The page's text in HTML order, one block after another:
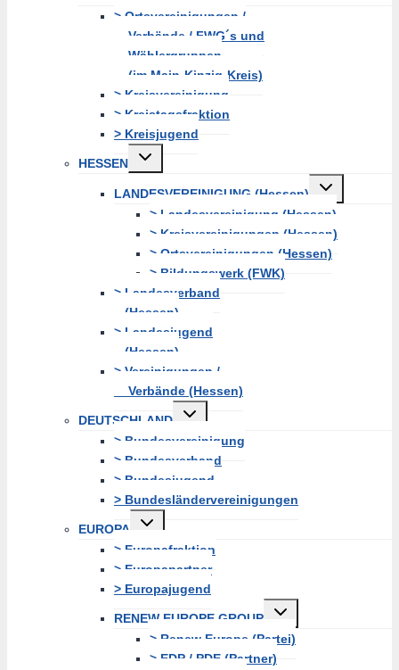
> Ortsvereinigungen /
Verbände / FWG´s und
Wählergruppen
(im Main-Kinzig-Kreis)
> Kreisvereinigung
> Kreistagsfraktion
> Kreisjugend
HESSEN
Untermenü
erweitern
LANDESVEREINIGUNG (Hessen)
Untermenü
erweitern
> Landesvereinigung (Hessen)
> Kreisvereinigungen (Hessen)
> Ortsvereinigungen (Hessen)
> Bildungswerk (FWK)
> Landesverband
(Hessen)
> Landesjugend
(Hessen)
> Vereinigungen /
Verbände (Hessen)
DEUTSCHLAND
Untermenü
erweitern
> Bundesvereinigung
> Bundesverband
> Bundesjugend
> Bundesländervereinigungen
EUROPA
Untermenü
erweitern
> Europafraktion
> Europapartner
> Europajugend
RENEW EUROPE GROUP
Untermenü
erweitern
> Renew Europe (Partei)
> EDP / PDE (Partner)